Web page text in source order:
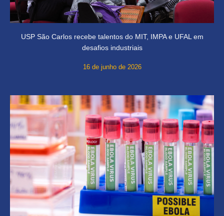
USP São Carlos recebe talentos do MIT, IMPA e UFAL em
desafios industriais
16 de junho de 2026